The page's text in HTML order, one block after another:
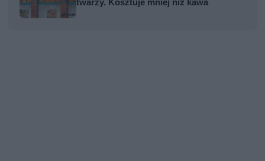
twarzy. Kosztuje mniej niż kawa